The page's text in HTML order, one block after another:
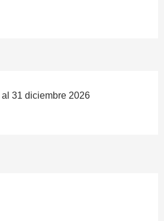
31 diciembre 2026